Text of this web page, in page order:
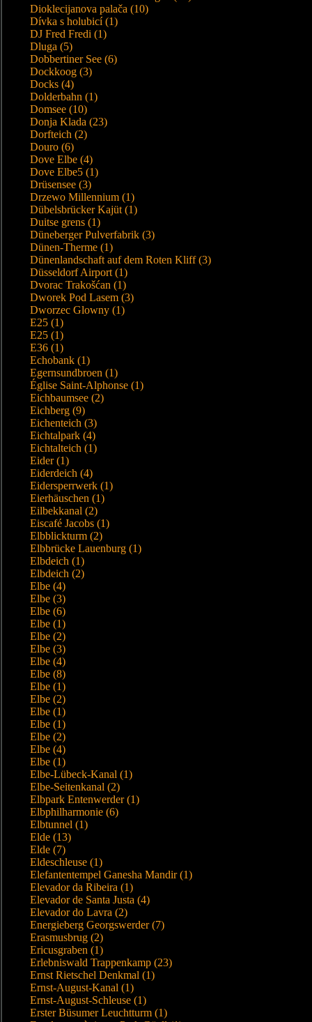
Dioklecijanova palača (10)
Dívka s holubicí (1)
DJ Fred Fredi (1)
Dluga (5)
Dobbertiner See (6)
Dockkoog (3)
Docks (4)
Dolderbahn (1)
Domsee (10)
Donja Klada (23)
Dorfteich (2)
Douro (6)
Dove Elbe (4)
Dove Elbe5 (1)
Drüsensee (3)
Drzewo Millennium (1)
Dübelsbrücker Kajüt (1)
Duitse grens (1)
Düneberger Pulverfabrik (3)
Dünen-Therme (1)
Dünenlandschaft auf dem Roten Kliff (3)
Düsseldorf Airport (1)
Dvorac Trakošćan (1)
Dworek Pod Lasem (3)
Dworzec Glowny (1)
E25 (1)
E25 (1)
E36 (1)
Echobank (1)
Egernsundbroen (1)
Église Saint-Alphonse (1)
Eichbaumsee (2)
Eichberg (9)
Eichenteich (3)
Eichtalpark (4)
Eichtalteich (1)
Eider (1)
Eiderdeich (4)
Eidersperrwerk (1)
Eierhäuschen (1)
Eilbekkanal (2)
Eiscafé Jacobs (1)
Elbblickturm (2)
Elbbrücke Lauenburg (1)
Elbdeich (1)
Elbdeich (2)
Elbe (4)
Elbe (3)
Elbe (6)
Elbe (1)
Elbe (2)
Elbe (3)
Elbe (4)
Elbe (8)
Elbe (1)
Elbe (2)
Elbe (1)
Elbe (1)
Elbe (2)
Elbe (4)
Elbe (1)
Elbe-Lübeck-Kanal (1)
Elbe-Seitenkanal (2)
Elbpark Entenwerder (1)
Elbphilharmonie (6)
Elbtunnel (1)
Elde (13)
Elde (7)
Eldeschleuse (1)
Elefantentempel Ganesha Mandir (1)
Elevador da Ribeira (1)
Elevador de Santa Justa (4)
Elevador do Lavra (2)
Energieberg Georgswerder (7)
Erasmusbrug (2)
Ericusgraben (1)
Erlebniswald Trappenkamp (23)
Ernst Rietschel Denkmal (1)
Ernst-August-Kanal (1)
Ernst-August-Schleuse (1)
Erster Büsumer Leuchtturm (1)